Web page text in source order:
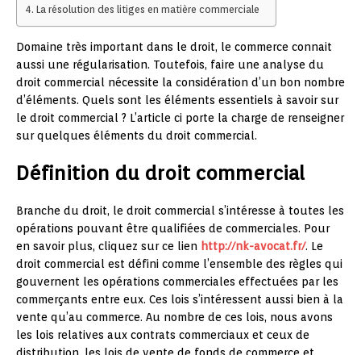
La résolution des litiges en matière commerciale
Domaine très important dans le droit, le commerce connait
aussi une régularisation. Toutefois, faire une analyse du
droit commercial nécessite la considération d’un bon nombre
d’éléments. Quels sont les éléments essentiels à savoir sur
le droit commercial ? L’article ci porte la charge de renseigner
sur quelques éléments du droit commercial.
Définition du droit commercial
Branche du droit, le droit commercial s’intéresse à toutes les
opérations pouvant être qualifiées de commerciales. Pour
en savoir plus, cliquez sur ce lien http://nk-avocat.fr/. Le
droit commercial est défini comme l’ensemble des règles qui
gouvernent les opérations commerciales effectuées par les
commerçants entre eux. Ces lois s’intéressent aussi bien à la
vente qu’au commerce. Au nombre de ces lois, nous avons
les lois relatives aux contrats commerciaux et ceux de